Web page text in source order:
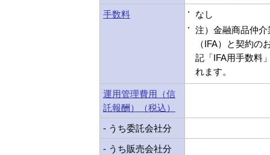
手数料
なし
注）金融商品仲介
（IFA）と契約の
記「IFA用手数料
れます。
運用管理費用（信
託報酬）（税込）
- うち委託会社分
- うち販売会社分